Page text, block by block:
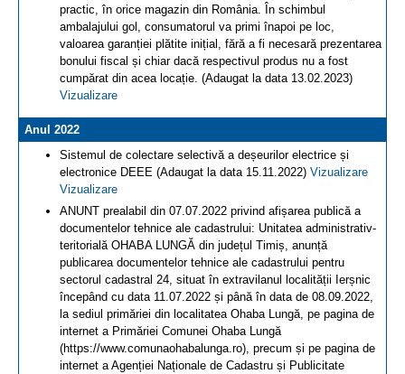
practic, în orice magazin din România. În schimbul
ambalajului gol, consumatorul va primi înapoi pe loc,
valoarea garanției plătite inițial, fără a fi necesară prezentarea
bonului fiscal și chiar dacă respectivul produs nu a fost
cumpărat din acea locație. (Adaugat la data 13.02.2023)
Vizualizare
Anul 2022
Sistemul de colectare selectivă a deșeurilor electrice și
electronice DEEE (Adaugat la data 15.11.2022) Vizualizare
Vizualizare
ANUNT prealabil din 07.07.2022 privind afișarea publică a
documentelor tehnice ale cadastrului: Unitatea administrativ-
teritorială OHABA LUNGĂ din județul Timiș, anunță
publicarea documentelor tehnice ale cadastrului pentru
sectorul cadastral 24, situat în extravilanul localității Ierșnic
începând cu data 11.07.2022 și până în data de 08.09.2022,
la sediul primăriei din localitatea Ohaba Lungă, pe pagina de
internet a Primăriei Comunei Ohaba Lungă
(https://www.comunaohabalunga.ro), precum și pe pagina de
internet a Agenției Naționale de Cadastru și Publicitate